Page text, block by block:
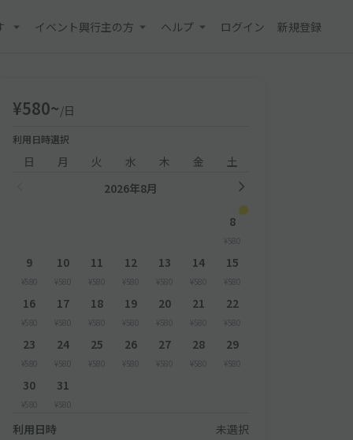
イベント興行主の方 ヘルプ ログイン 新規登録
¥580~/日
利用日時選択
日 月 火 水 木 金
土
2026年8月
8
¥580
9
¥580
10
¥580
11
¥580
12
¥580
13
¥580
14
¥580
15
¥580
16
¥580
17
¥580
18
¥580
19
¥580
20
¥580
21
¥580
22
¥580
23
¥580
24
¥580
25
¥580
26
¥580
27
¥580
28
¥580
29
¥580
30
¥580
31
¥580
利用日時
未選択